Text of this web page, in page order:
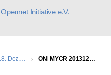
Opennet Initiative e.V.
Dez.… ONI MYCR 201312…